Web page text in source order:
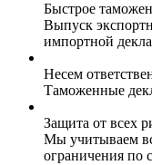
Быстрое
Выпуск
импортной
Несем
Таможенные
Защита от всех
Мы учитываем
ограничения по